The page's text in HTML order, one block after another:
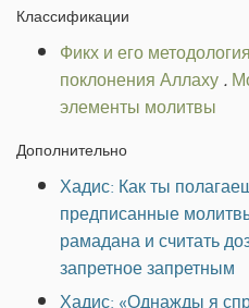
Классификации
Фикх и его методология
поклонения Аллаху.
элементы молитвы
Дополнительно
Хадис: Как ты
предписанные
рамадана и считать
запретное запретным
Хадис: «Однажды я